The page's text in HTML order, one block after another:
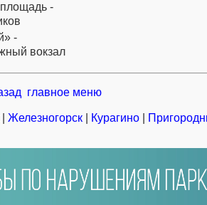
-
-
вокзал
главное меню
Железногорск Курагино